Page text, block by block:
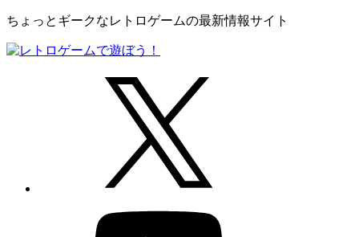
ちょっとギークなレトロゲームの最新情報サイト